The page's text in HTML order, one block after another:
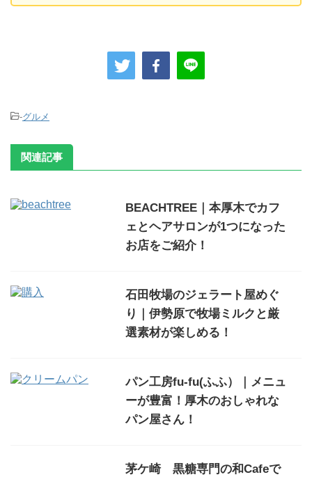
-グルメ
関連記事
BEACHTREE｜本厚木でカフ
ェとヘアサロンが1つになった
お店をご紹介！
石田牧場のジェラート屋めぐ
り｜伊勢原で牧場ミルクと厳
選素材が楽しめる！
パン工房fu-fu(ふふ）｜メニュ
ーが豊富！厚木のおしゃれな
パン屋さん！
茅ケ崎 黒糖専門の和Cafeで